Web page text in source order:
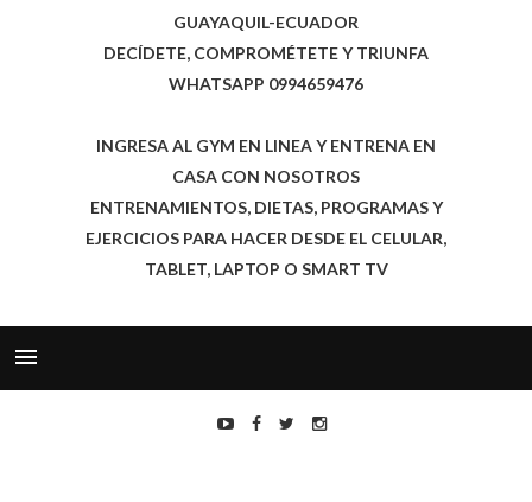
GUAYAQUIL-ECUADOR
DECÍDETE, COMPROMÉTETE Y TRIUNFA
WHATSAPP 0994659476
INGRESA AL GYM EN LINEA Y ENTRENA EN
CASA CON NOSOTROS
ENTRENAMIENTOS, DIETAS, PROGRAMAS Y
EJERCICIOS PARA HACER DESDE EL CELULAR,
TABLET, LAPTOP O SMART TV